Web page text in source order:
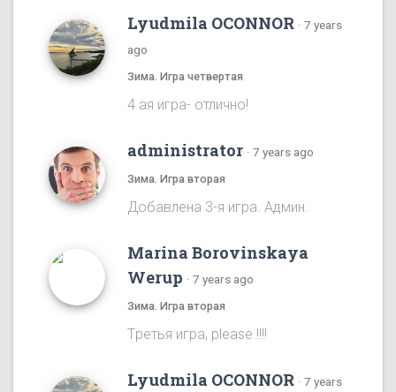
Lyudmila OCONNOR · 7 years
ago
Зима. Игра четвертая
4 ая игра- отлично!
administrator · 7 years ago
Зима. Игра вторая
Добавлена 3-я игра. Админ.
Marina Borovinskaya
Werup · 7 years ago
Зима. Игра вторая
Tретья игра, please !!!!
Lyudmila OCONNOR · 7 years